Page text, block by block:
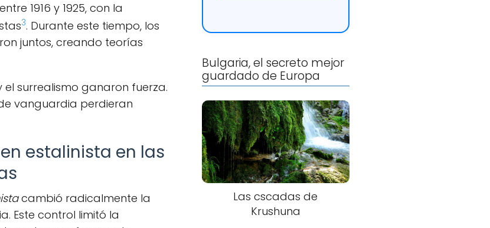
1916 y 1925, con la
3. Durante este tiempo, los
juntos, creando teorías
el surrealismo ganaron fuerza.
vanguardia perdieran
estalinista en las
cambió radicalmente la
Este control limitó la
Bulgaria, el secreto mejor
guardado de Europa
Las cscadas de
Krushuna